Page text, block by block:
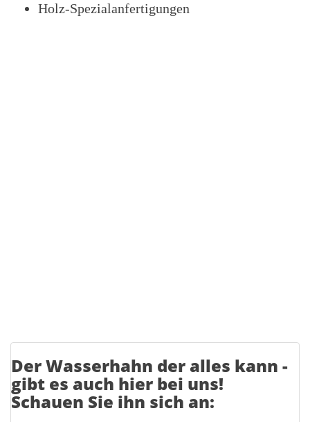
Holz-Spezialanfertigungen
Der Wasserhahn der alles kann -
gibt es auch hier bei uns!
Schauen Sie ihn sich an: